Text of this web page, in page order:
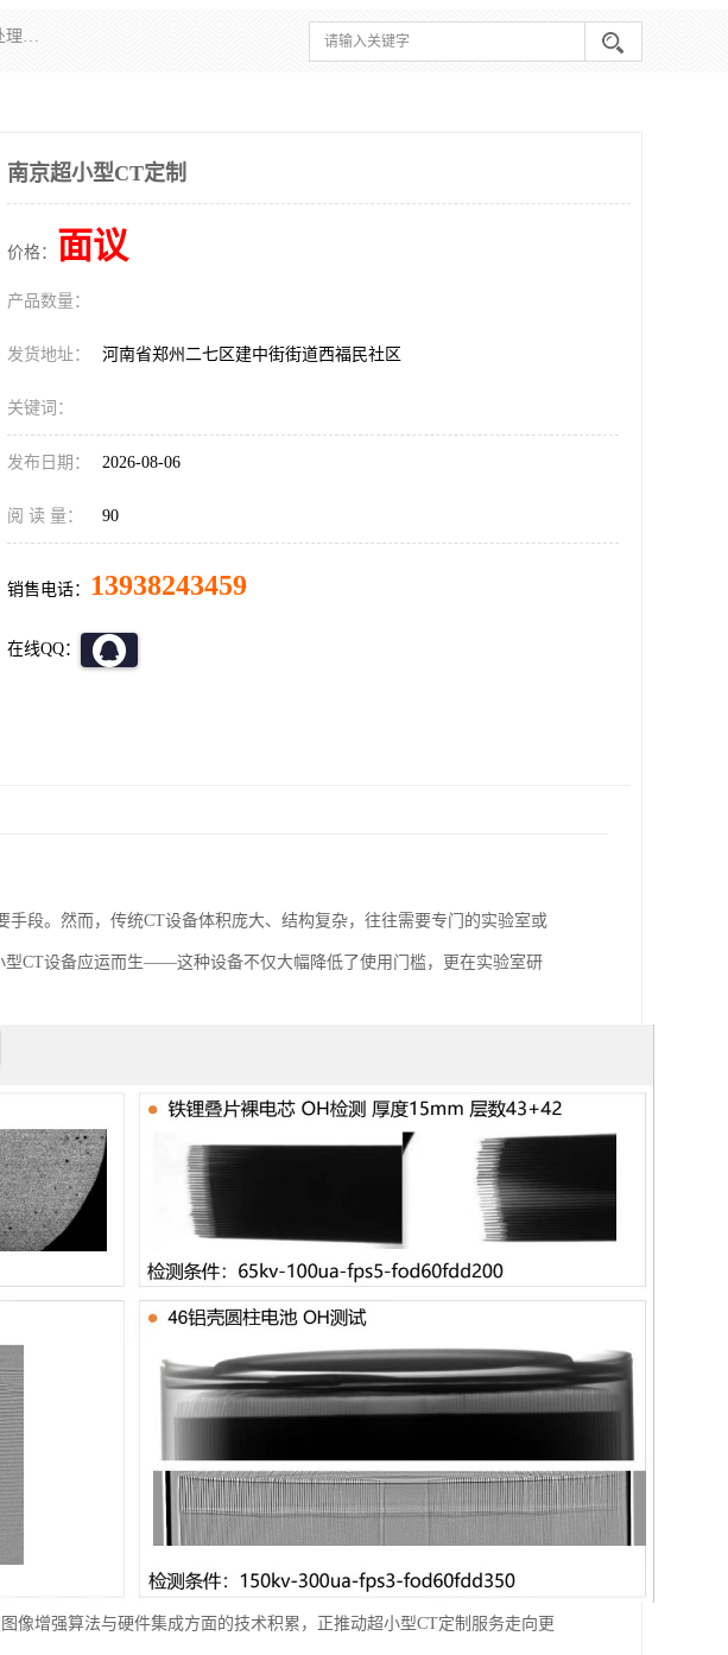
佳信电子是专门从事研发和销售X射线图像处理分析和X射线设备的高端技术公司，先进的图像处理技术帮助用户更加准确的判断图像，为科研和检测提供可靠保证，现有产品包括电力GIS探伤X射线检测系统，电力耐张线夹探伤X射线检测系统，便携式X射线，兽用图像的增强软件工具包，工业和兽用便携式DR，实验室CT，桌面CT等。
南京超小型CT定制
价格： 面议
产品数量：
发货地址： 河南省郑州二七区建中街街道西福民社区
关键词：
发布日期： 2026-08-06
阅 读 量： 90
销售电话： 13938243459
在线QQ：
段。然而，传统CT设备体积庞大、结构复杂，往往需要专门的实验室或
CT设备应运而生——这种设备不仅大幅降低了使用门槛，更在实验室研
像增强算法与硬件集成方面的技术积累，正推动超小型CT定制服务走向更